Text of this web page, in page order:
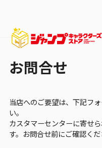
お問合せ
当店へのご要望は、下記フ
い。
カスタマーセンターに寄せ
す。お問合せ前にご確認くだ